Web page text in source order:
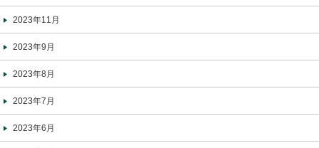
2023年11月
2023年9月
2023年8月
2023年7月
2023年6月